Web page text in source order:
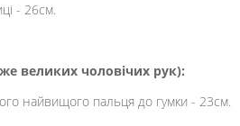
- 26см.
великих чоловічих рук):
найвищого пальця до гумки - 23см.